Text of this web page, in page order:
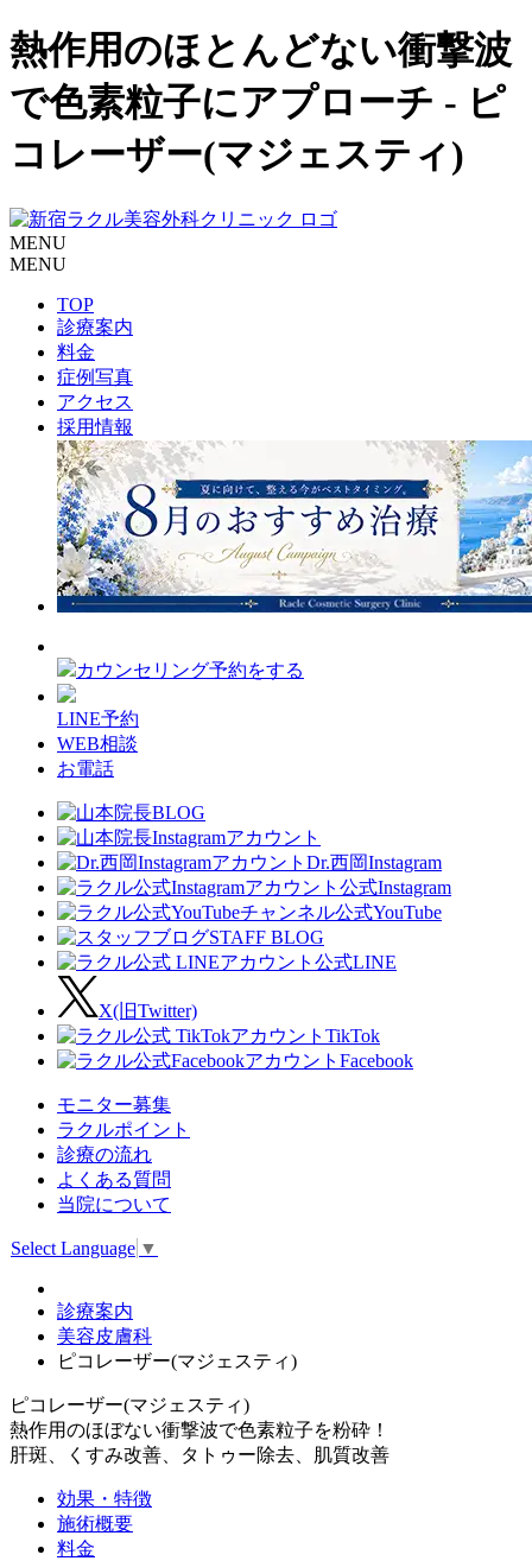
熱作用のほとんどない衝撃波
で色素粒子にアプローチ - ピ
コレーザー(マジェスティ)
MENU
MENU
TOP
診療案内
料金
症例写真
アクセス
採用情報
カウンセリング予約をする
LINE予約
WEB相談
お電話
Dr.西岡Instagram
公式Instagram
公式YouTube
STAFF BLOG
公式LINE
X(旧Twitter)
TikTok
Facebook
モニター募集
ラクルポイント
診療の流れ
よくある質問
当院について
Select Language ▼
診療案内
美容皮膚科
ピコレーザー(マジェスティ)
ピコレーザー(マジェスティ)
熱作用のほぼない衝撃波で色素粒子を粉砕！
肝斑、くすみ改善、タトゥー除去、肌質改善
効果・特徴
施術概要
料金